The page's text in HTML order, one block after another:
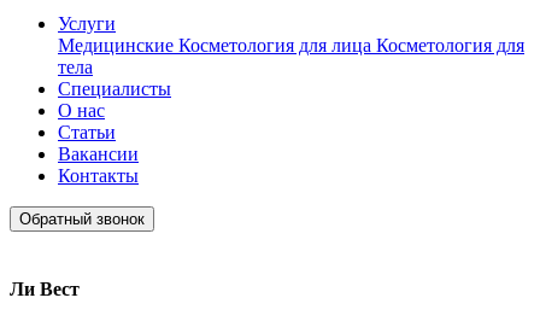
Услуги
Медицинские Косметология для лица Косметология для
тела
Специалисты
О нас
Статьи
Вакансии
Контакты
Обратный звонок
Ли Вест